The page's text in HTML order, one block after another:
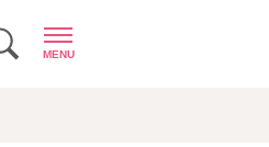
MENU